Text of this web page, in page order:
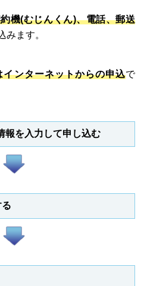
機(むじんくん)、電話、郵送
みます。
ンターネットからの申込で
報を入力して申し込む